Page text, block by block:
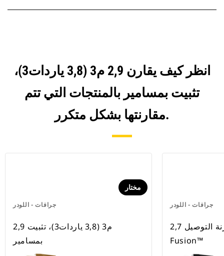
انظر كيف يقارن 2,9 م3 (3,8 ياردات3)،
تثبيت بمسامير بالمنتجات التي تتم
مقارنتها بشكل متكرر.
جرافات - اللودر
مختار
2,9 م3 (3,8 ياردات3)، تثبيت
بمسامير
جرافات - اللودر
2,7 م3 (3,5 ياردات3)، قارنة التوصيل
Fusion™